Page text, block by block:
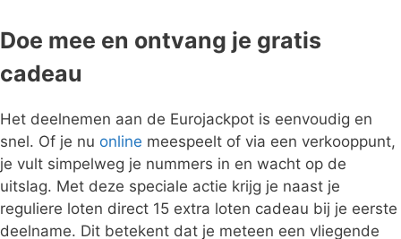
Doe mee en ontvang je gratis
cadeau
Het deelnemen aan de Eurojackpot is eenvoudig en
snel. Of je nu online meespeelt of via een verkooppunt,
je vult simpelweg je nummers in en wacht op de
uitslag. Met deze speciale actie krijg je naast je
reguliere loten direct 15 extra loten cadeau bij je eerste
deelname. Dit betekent dat je meteen een vliegende